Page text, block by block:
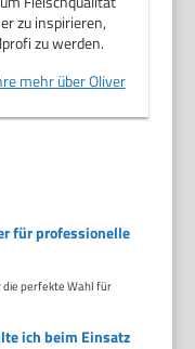
zu inspirieren,
zu werden.
mehr über Oliver
für professionelle
die perfekte Wahl für
ich beim Einsatz